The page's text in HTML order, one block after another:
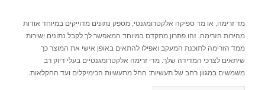
מד זרימה, או מד ספיקה אלקטרומגנטי, מספק נתונים מדוייקים במיוחד אודות
מהירות הזרימה. זהו פתרון מתקדם במיוחד המאפשר לך לקבל נתונים ישירות
ממד הזרימה לתוכנת המעקב ואפילו להתאים באופן אישי את המוצר כך
שיתאים לצרכי המדידה שלך. מדי זרימה אלקטרומגנטיים בעלי דיוק רב
משמשים במגוון רחב של תעשיות: החל מתעשיות הכימיקלים ועד החקלאות.